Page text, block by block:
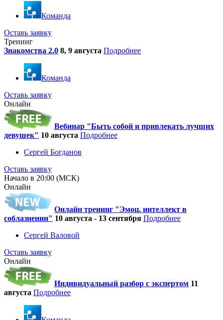
Команда
Оставь заявку
Тренинг
Знакомства 2.0 8, 9 августа Подробнее
Команда
Оставь заявку
Онлайн
Вебинар "Быть собой и привлекать лучших
девушек" 10 августа Подробнее
Сергей Богданов
Оставь заявку
Начало в 20:00 (МСК)
Онлайн
Онлайн тренинг "Эмоц. интеллект в
соблазнении" 10 августа - 13 сентября Подробнее
Сергей Валовой
Оставь заявку
Онлайн
Индивидуальный разбор с экспертом 11
августа Подробнее